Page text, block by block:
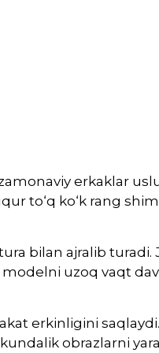
erkaklar
to‘q ko‘k rang
bilan ajralib
uzoq vaqt
erkinligini
obrazlarni